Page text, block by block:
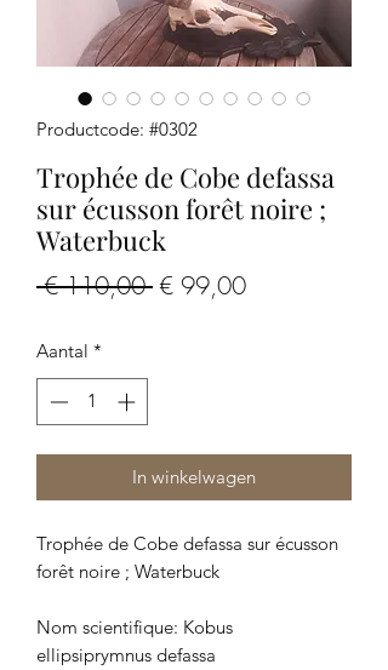
Productcode: #0302
Trophée de Cobe defassa
sur écusson forêt noire ;
Waterbuck
€ 110,00 Normale
€ 99,00Verkoopprijs
Aantal *
In winkelwagen
Trophée de Cobe defassa sur écusson
forêt noire ; Waterbuck
Nom scientifique: Kobus
ellipsiprymnus defassa